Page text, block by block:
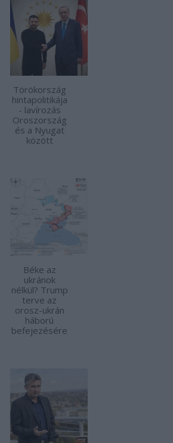
Törökország
hintapolitikája
- lavírozás
Oroszország
és a Nyugat
között
Béke az
ukránok
nélkül? Trump
terve az
orosz-ukrán
háború
befejezésére